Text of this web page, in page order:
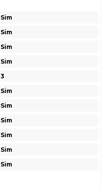
Sim
Sim
Sim
Sim
3
Sim
Sim
Sim
Sim
Sim
Sim